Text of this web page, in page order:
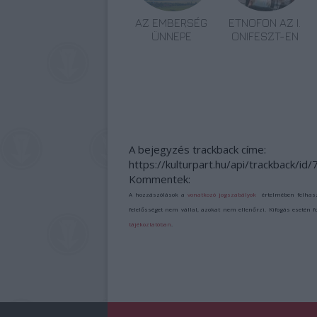
AZ EMBERSÉG
ÜNNEPE
ETNOFON AZ I.
ONIFESZT-EN
A bejegyzés trackback címe:
https://kulturpart.hu/api/trackback/id/
Kommentek:
A hozzászólások avonatkozó jogszabályok értelmében
felelősséget nem vállal, azokat nem ellenőrzi. Kifogás esetén
tájékoztatóban